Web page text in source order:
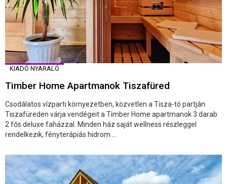
KIADÓ NYARALÓ
Timber Home Apartmanok Tiszafüred
Csodálatos vízparti környezetben, közvetlen a Tisza-tó partján
Tiszafüreden várja vendégeit a Timber Home apartmanok 3 darab
2 fős deluxe faházzal. Minden ház saját wellness részleggel
rendelkezik, fényterápiás hidrom ...